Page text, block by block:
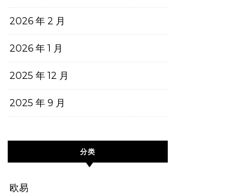
2026 年 2 月
2026 年 1 月
2025 年 12 月
2025 年 9 月
分类
欧易